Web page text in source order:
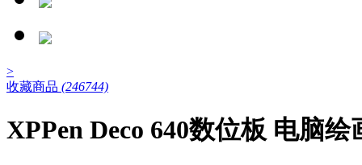
>
收藏商品 (246744)
XPPen Deco 640数位板 电脑绘